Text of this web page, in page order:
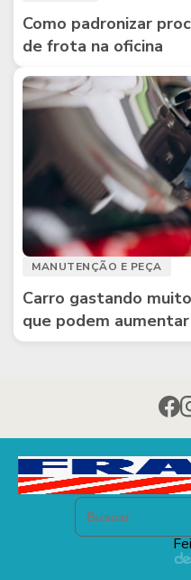
Como padronizar
de frota na oficina
MANUTENÇÃO E PEÇA
Carro gastando
que podem